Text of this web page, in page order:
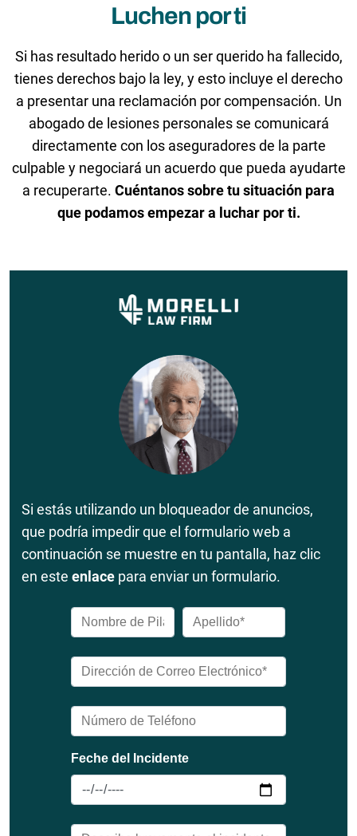
Luchen por ti
Si has resultado herido o un ser querido ha fallecido,
tienes derechos bajo la ley, y esto incluye el derecho
a presentar una reclamación por compensación. Un
abogado de lesiones personales se comunicará
directamente con los aseguradores de la parte
culpable y negociará un acuerdo que pueda ayudarte
a recuperarte. Cuéntanos sobre tu situación para
que podamos empezar a luchar por ti.
Si estás utilizando un bloqueador de anuncios,
que podría impedir que el formulario web a
continuación se muestre en tu pantalla, haz clic
en este enlace para enviar un formulario.